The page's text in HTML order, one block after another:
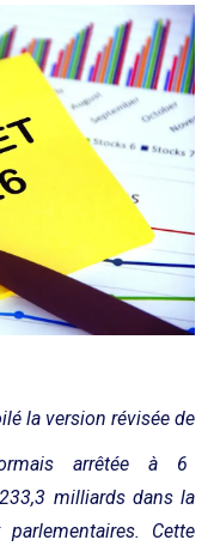
la version révisée de
arrêtée à 6
milliards dans la
Cette